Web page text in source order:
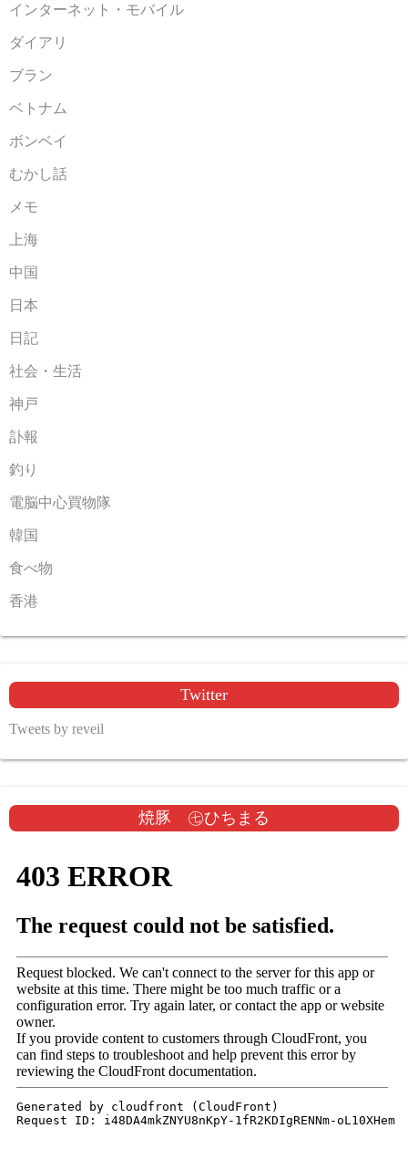
インターネット・モバイル
ダイアリ
ブラン
ベトナム
ボンベイ
むかし話
メモ
上海
中国
日本
日記
社会・生活
神戸
訃報
釣り
電脳中心買物隊
韓国
食べ物
香港
Twitter
Tweets by reveil
焼豚 ㊆ひちまる